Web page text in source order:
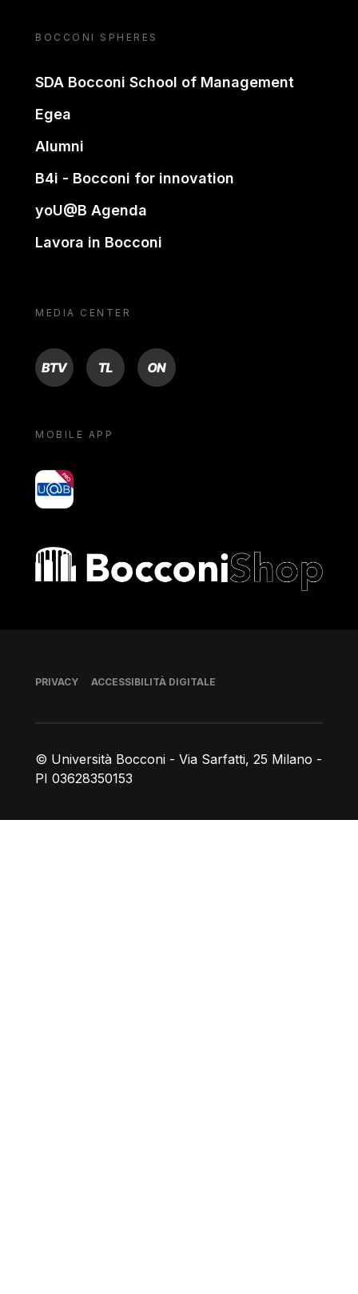
BOCCONI SPHERES
SDA Bocconi School of Management
Egea
Alumni
B4i - Bocconi for innovation
yoU@B Agenda
Lavora in Bocconi
MEDIA CENTER
BTV TL ON
MOBILE APP
yoU@B
Bocconi shop
© Università Bocconi - Via Sarfatti, 25 Milano -
PI 03628350153
Piè di pagina
PRIVACY ACCESSIBILITÀ DIGITALE